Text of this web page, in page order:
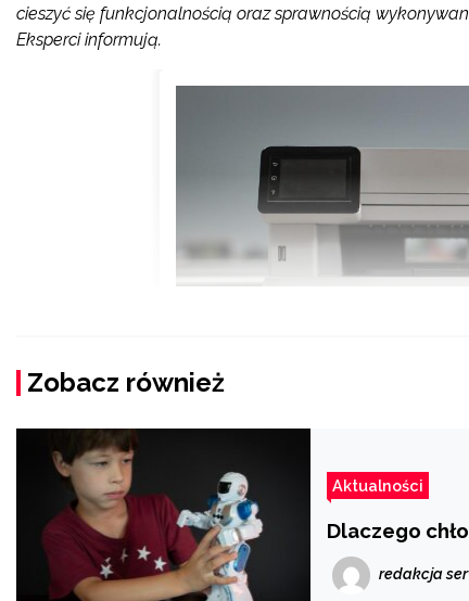
cieszyć się funkcjonalnością oraz sprawnością
Eksperci informują.
Zobacz również
Aktualności
Dlaczego
redakcja